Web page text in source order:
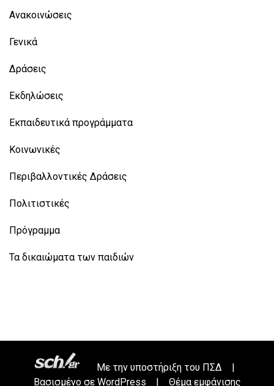
Ανακοινώσεις
Γενικά
Δράσεις
Εκδηλώσεις
Εκπαιδευτικά προγράμματα
Κοινωνικές
Περιβαλλοντικές Δράσεις
Πολιτιστικές
Πρόγραμμα
Τα δικαιώματα των παιδιών
Με την υποστήριξη του ΠΣΔ
|
Βασισμένο σε WordPress | Θέμα εμφάνισης